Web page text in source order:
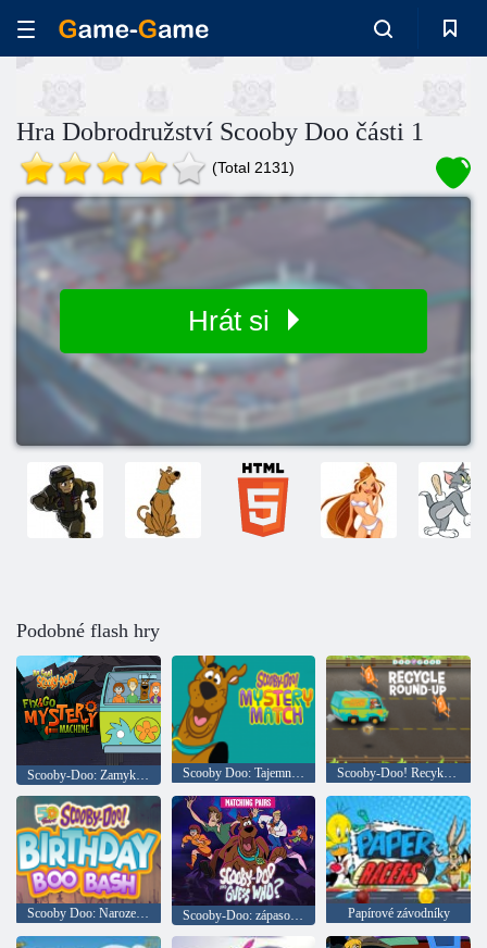
Hra Dobrodružství Scooby Doo části 1
(Total 2131)
Hrát si
Podobné flash hry
Scooby-Doo: Zamykejte a chyťte tajemný stroj Scooby Doo: Tajemný zápas Scooby-Doo! Recyklaci novinek
Scooby Doo: Narozeniny 5 let Scooby-Doo: zápasové páry Papírové závodníky